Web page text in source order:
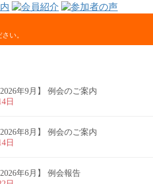
い。
2026年9月】 例会のご案内
日
2026年8月】 例会のご案内
日
2026年6月】 例会報告